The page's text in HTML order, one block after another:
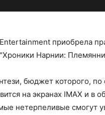
приобрела
Нарнии:
бюджет которого,
на экранах IMAX и в
нетерпеливые смогут